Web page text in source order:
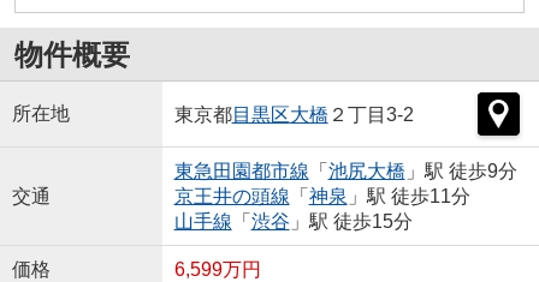
物件概要
所在地 東京都目黒区大橋 ２丁目3-2
交通
東急田園都市線 「 池尻大橋 」駅 徒歩9分
京王井の頭線 「 神泉 」駅 徒歩11分
山手線 「 渋谷 」駅 徒歩15分
価格 6,599万円